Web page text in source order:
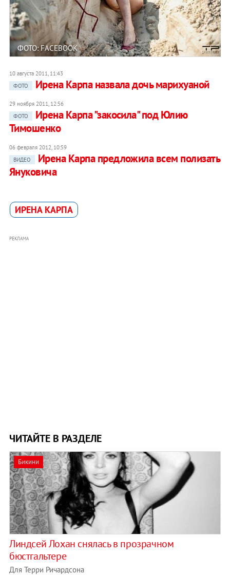
ФОТО: FACEBOOK
10 августа 2011, 11:43
ФОТО
Ирена Карпа назвала дочь марихуаной
29 ноября 2011, 12:56
ФОТО
Ирена Карпа "закосила" под Юлию
Тимошенко
06 февраля 2012, 10:59
ВИДЕО
Ирена Карпа предложила всем полизать
Януковича
ИРЕНА КАРПА
РЕКЛАМА
ЧИТАЙТЕ В РАЗДЕЛЕ
Бикини
Линдсей Лохан снялась в прозрачном
бюстгальтере
Для Терри Ричардсона